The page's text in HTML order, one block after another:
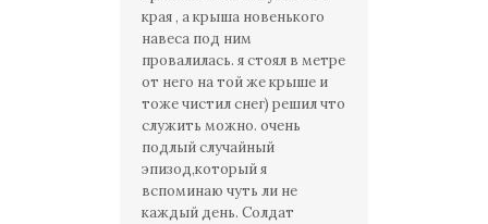
края , а крыша новенького
навеса под ним
провалилась. я стоял в метре
от него на той же крыше и
тоже чистил снег) решил что
служить можно. очень
подлый случайный
эпизод,который я
вспоминаю чуть ли не
каждый день. Солдат